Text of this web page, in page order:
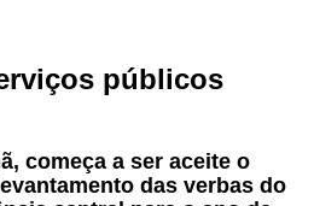
públicos
começa a ser aceite o
das verbas do